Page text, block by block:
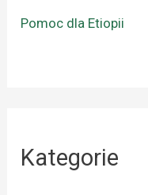
Pomoc dla Etiopii
Kategorie